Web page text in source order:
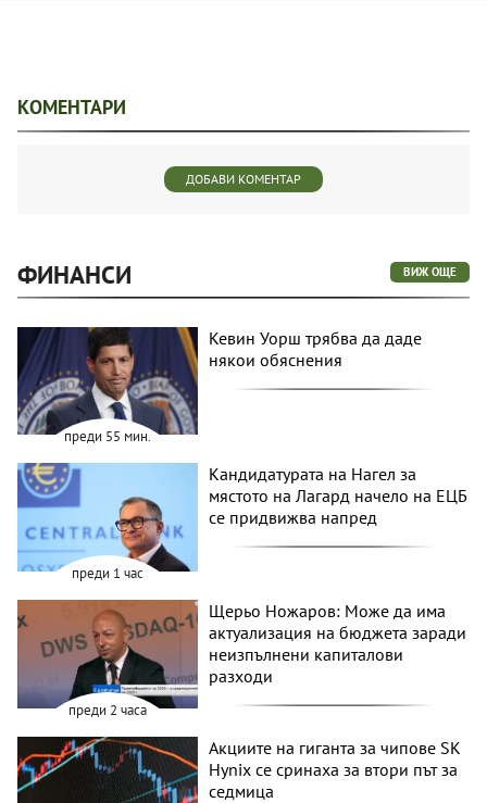
КОМЕНТАРИ
ДОБАВИ КОМЕНТАР
ФИНАНСИ ВИЖ ОЩЕ
преди 55 мин.
Кевин Уорш трябва да даде
някои обяснения
преди 1 час
Кандидатурата на Нагел за
мястото на Лагард начело на ЕЦБ
се придвижва напред
преди 2 часа
Щерьо Ножаров: Може да има
актуализация на бюджета заради
неизпълнени капиталови
разходи
Акциите на гиганта за чипове SK
Hynix се сринаха за втори път за
седмица